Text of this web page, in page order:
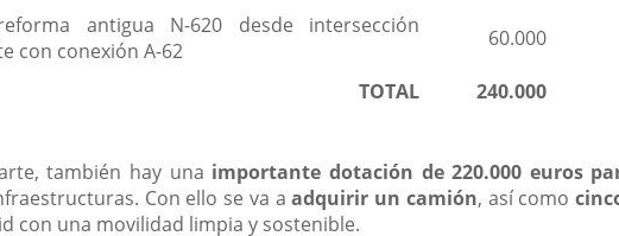
antigua N-620 desde intersección
con conexión A-62
60.000
TOTAL 240.000
también hay una importante dotación de 220.000 euros
Con ello se va aadquirir un camión, así como
con una movilidad limpia y sostenible.